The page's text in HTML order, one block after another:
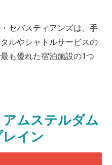
セバスティアンズは、手
ルやシャトルサービスの
も優れた宿泊施設の1つ
ムステルダム
イン